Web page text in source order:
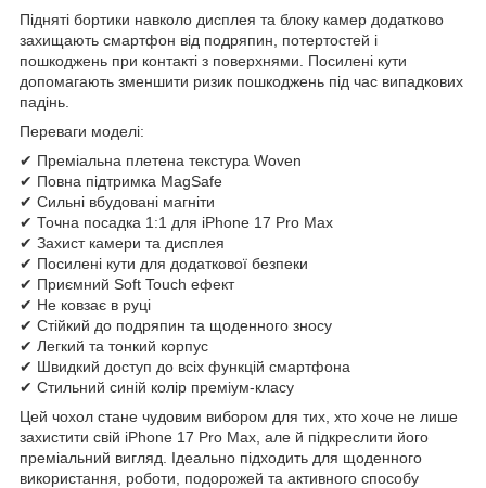
Підняті бортики навколо дисплея та блоку камер додатково
захищають смартфон від подряпин, потертостей і
пошкоджень при контакті з поверхнями. Посилені кути
допомагають зменшити ризик пошкоджень під час випадкових
падінь.
Переваги моделі:
✔ Преміальна плетена текстура Woven
✔ Повна підтримка MagSafe
✔ Сильні вбудовані магніти
✔ Точна посадка 1:1 для iPhone 17 Pro Max
✔ Захист камери та дисплея
✔ Посилені кути для додаткової безпеки
✔ Приємний Soft Touch ефект
✔ Не ковзає в руці
✔ Стійкий до подряпин та щоденного зносу
✔ Легкий та тонкий корпус
✔ Швидкий доступ до всіх функцій смартфона
✔ Стильний синій колір преміум-класу
Цей чохол стане чудовим вибором для тих, хто хоче не лише
захистити свій iPhone 17 Pro Max, але й підкреслити його
преміальний вигляд. Ідеально підходить для щоденного
використання, роботи, подорожей та активного способу